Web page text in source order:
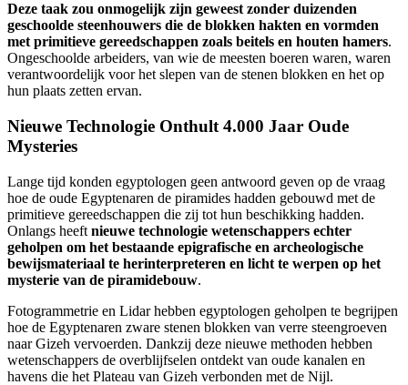
Deze taak zou onmogelijk zijn geweest zonder duizenden
geschoolde steenhouwers die de blokken hakten en vormden
met primitieve gereedschappen zoals beitels en houten hamers.
Ongeschoolde arbeiders, van wie de meesten boeren waren, waren
verantwoordelijk voor het slepen van de stenen blokken en het op
hun plaats zetten ervan.
Nieuwe Technologie Onthult 4.000 Jaar Oude
Mysteries
Lange tijd konden egyptologen geen antwoord geven op de vraag
hoe de oude Egyptenaren de piramides hadden gebouwd met de
primitieve gereedschappen die zij tot hun beschikking hadden.
Onlangs heeft nieuwe technologie wetenschappers echter
geholpen om het bestaande epigrafische en archeologische
bewijsmateriaal te herinterpreteren en licht te werpen op het
mysterie van de piramidebouw.
Fotogrammetrie en Lidar hebben egyptologen geholpen te begrijpen
hoe de Egyptenaren zware stenen blokken van verre steengroeven
naar Gizeh vervoerden. Dankzij deze nieuwe methoden hebben
wetenschappers de overblijfselen ontdekt van oude kanalen en
havens die het Plateau van Gizeh verbonden met de Nijl.